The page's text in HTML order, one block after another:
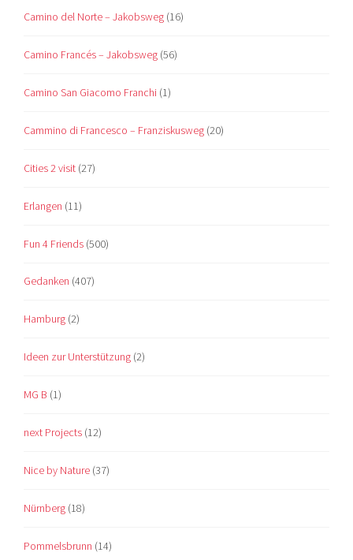
Camino del Norte – Jakobsweg (16)
Camino Francés – Jakobsweg (56)
Camino San Giacomo Franchi (1)
Cammino di Francesco – Franziskusweg (20)
Cities 2 visit (27)
Erlangen (11)
Fun 4 Friends (500)
Gedanken (407)
Hamburg (2)
Ideen zur Unterstützung (2)
MG B (1)
next Projects (12)
Nice by Nature (37)
Nürnberg (18)
Pommelsbrunn (14)